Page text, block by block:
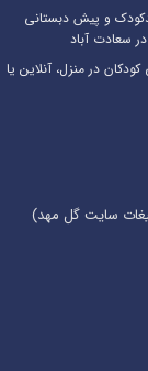
و پیش دبستانی
سعادت آباد
کودکان در منزل، آنلاین یا
سایت گل مهد)